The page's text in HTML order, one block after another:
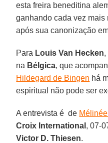
esta freira beneditina
ganhando cada vez
após sua canonização
Para Louis Van Hecken,
na Bélgica, que
Hildegard de Bingen há
espiritual não pode ser
A entrevista é de
Croix International , 07-
Victor D. Thiesen.